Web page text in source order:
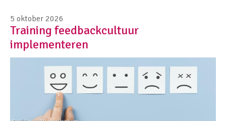
5 oktober 2026
Training feedbackcultuur
implementeren